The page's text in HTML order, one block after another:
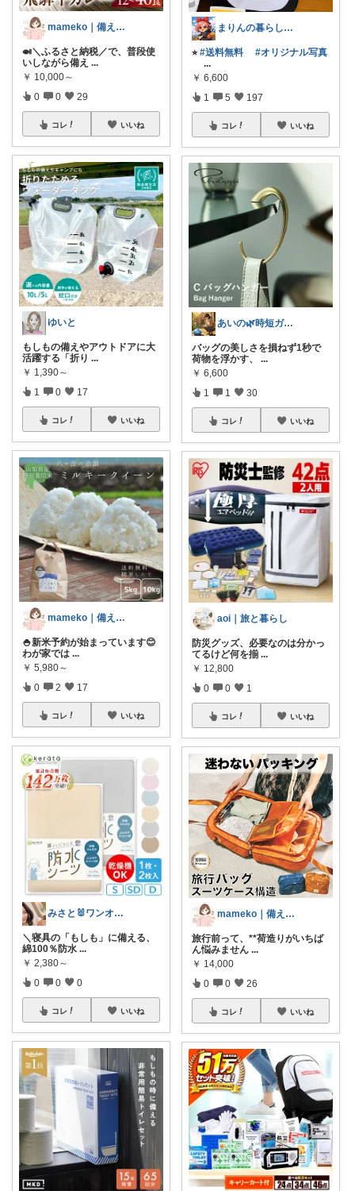
mameko｜備える暮らし
🍛＼ふるさと納税／で、普段使
いしながら備え ...
￥ 10,000～
0 0 29
コレ いいね
ゆいと
もしもの備えやアウトドアに大
活躍する「折り ...
￥ 1,390～
1 0 17
コレ いいね
mameko｜備える暮らし
🍚新米予約が始まっています😊
わが家では ...
￥ 5,980～
0 2 17
コレ いいね
みさと🐰ワンオペ育児を少し楽にする
＼寝具の「もしも」に備える、
綿100％防水 ...
￥ 2,380～
0 0 0
コレ いいね
まりんの暮らしと体整え癒しROOM🌈
⭐︎#送料無料
#オリジナル写真
...
￥ 6,600
1 5 197
コレ いいね
あいの🌿時短ガジェットと賢い暮らし
バッグの美しさを損ねず1秒で
荷物を浮かす、
...
￥ 6,600
1 1 30
コレ いいね
aoi｜旅と暮らし
防災グッズ、必要なのは分かっ
てるけど何を揃 ...
￥ 12,800
0 0 1
コレ いいね
mameko｜備える暮らし
旅行前って、**荷造りがいちば
ん悩みません ...
￥ 14,000
0 0 26
コレ いいね